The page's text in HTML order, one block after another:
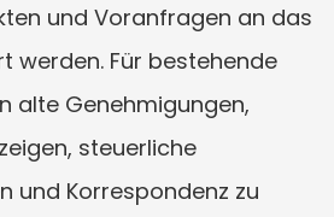
und Voranfragen an das
werden. Für bestehende
alte Genehmigungen,
steuerliche
und Korrespondenz zu